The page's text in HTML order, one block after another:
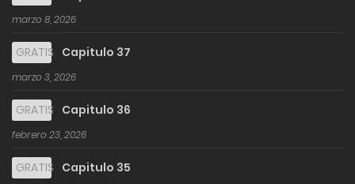
marzo 8, 2026
GRATIS Capitulo 37
marzo 3, 2026
GRATIS Capitulo 36
febrero 23, 2026
GRATIS Capitulo 35